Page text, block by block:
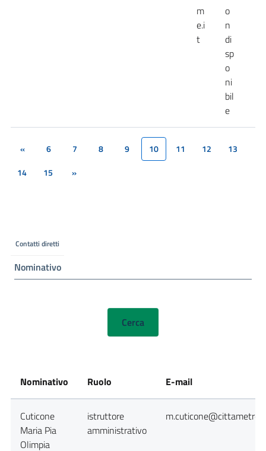
m
e.i
t
o
n
di
sp
o
ni
bil
e
« 6 7 8 9 10(current)
11 12
13
14
15 »
Contatti diretti
Nominativo
Nominativo Ruolo E-mail
Cuticone
Maria Pia
Olimpia
istruttore
amministrativo